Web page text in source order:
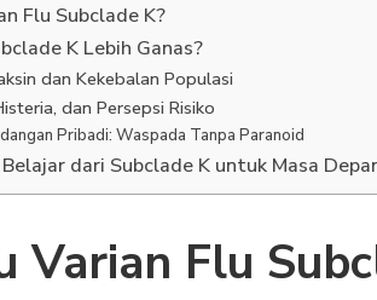
Flu Subclade K?
K Lebih Ganas?
dan Kekebalan Populasi
dan Persepsi Risiko
Pribadi: Waspada Tanpa Paranoid
dari Subclade K untuk Masa
Varian Flu